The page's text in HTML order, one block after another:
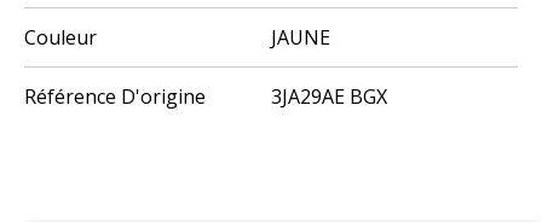
Couleur JAUNE
Référence D'origine 3JA29AE BGX